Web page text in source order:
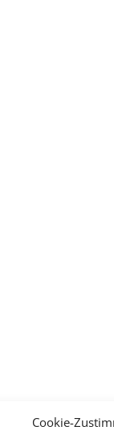
Cookie-